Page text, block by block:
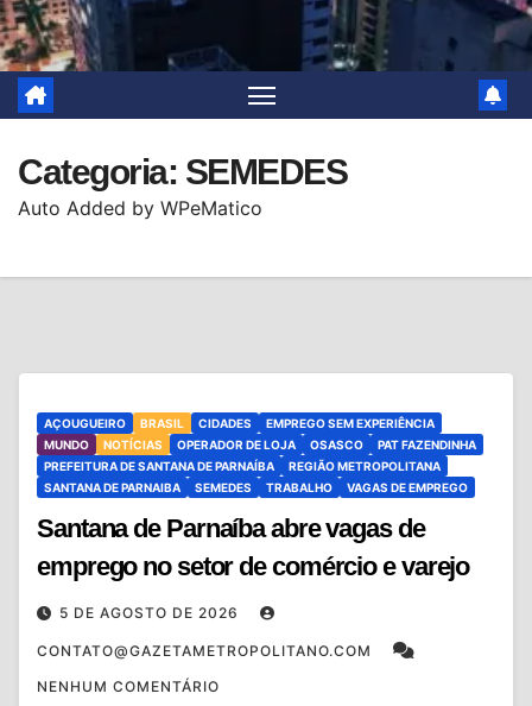
Categoria: SEMEDES
Auto Added by WPeMatico
AÇOUGUEIRO BRASIL CIDADES
EMPREGO SEM EXPERIÊNCIA
MUNDO
NOTÍCIAS OPERADOR DE LOJA OSASCO
PAT FAZENDINHA
PREFEITURA DE SANTANA DE PARNAÍBA
REGIÃO METROPOLITANA
SANTANA DE PARNAIBA
SEMEDES TRABALHO VAGAS DE EMPREGO
Santana de Parnaíba abre vagas de
emprego no setor de comércio e varejo
5 DE AGOSTO DE 2026
CONTATO@GAZETAMETROPOLITANO.COM
NENHUM COMENTÁRIO